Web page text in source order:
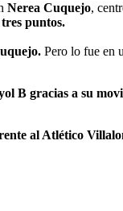
Nerea Cuquejo,
puntos.
Pero lo fue en
B gracias a su
al Atlético